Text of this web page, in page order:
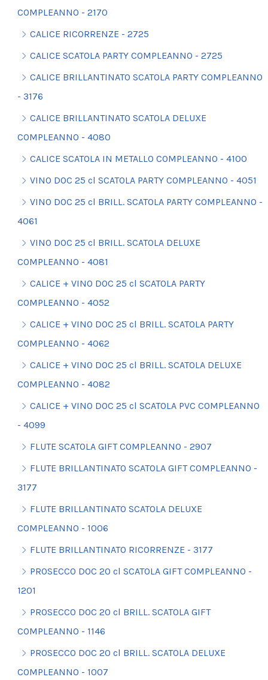
COMPLEANNO - 2170
CALICE RICORRENZE - 2725
CALICE SCATOLA PARTY COMPLEANNO - 2725
CALICE BRILLANTINATO SCATOLA PARTY COMPLEANNO
- 3176
CALICE BRILLANTINATO SCATOLA DELUXE
COMPLEANNO - 4080
CALICE SCATOLA IN METALLO COMPLEANNO - 4100
VINO DOC 25 cl SCATOLA PARTY COMPLEANNO - 4051
VINO DOC 25 cl BRILL. SCATOLA PARTY COMPLEANNO -
4061
VINO DOC 25 cl BRILL. SCATOLA DELUXE
COMPLEANNO - 4081
CALICE + VINO DOC 25 cl SCATOLA PARTY
COMPLEANNO - 4052
CALICE + VINO DOC 25 cl BRILL. SCATOLA PARTY
COMPLEANNO - 4062
CALICE + VINO DOC 25 cl BRILL. SCATOLA DELUXE
COMPLEANNO - 4082
CALICE + VINO DOC 25 cl SCATOLA PVC COMPLEANNO
- 4099
FLUTE SCATOLA GIFT COMPLEANNO - 2907
FLUTE BRILLANTINATO SCATOLA GIFT COMPLEANNO -
3177
FLUTE BRILLANTINATO SCATOLA DELUXE
COMPLEANNO - 1006
FLUTE BRILLANTINATO RICORRENZE - 3177
PROSECCO DOC 20 cl SCATOLA GIFT COMPLEANNO -
1201
PROSECCO DOC 20 cl BRILL. SCATOLA GIFT
COMPLEANNO - 1146
PROSECCO DOC 20 cl BRILL. SCATOLA DELUXE
COMPLEANNO - 1007